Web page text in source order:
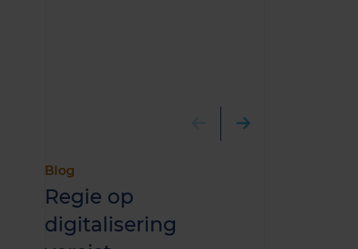
Blog
Regie op
digitalisering